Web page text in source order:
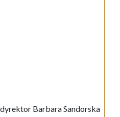
Barbara Sandorska